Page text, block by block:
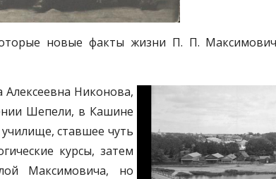
новые факты жизни П. П.
Никонова,
Шепели, в Кашине
ставшее чуть
курсы, затем
Максимовича, но